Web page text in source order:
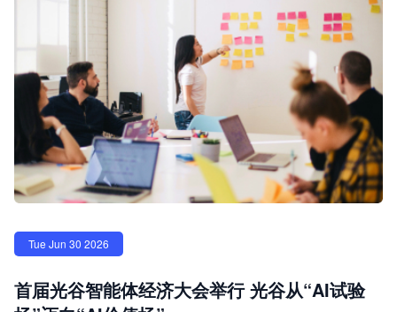
Tue Jun 30 2026
首届光谷智能体经济大会举行 光谷从“AI试验